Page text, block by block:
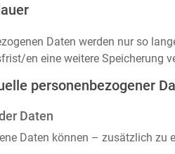
Daten werden nur so
en eine weitere Speicherung
personenbezogener
Daten
Daten können – zusätzlich zu